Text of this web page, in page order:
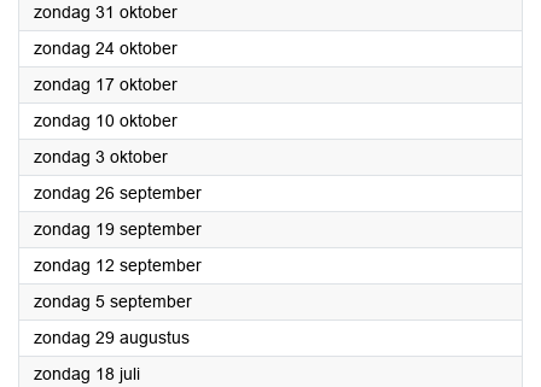
zondag 31 oktober2021
zondag 24 oktober2021
zondag 17 oktober2021
zondag 10 oktober2021
zondag 3 oktober2021
zondag 26 september2021
zondag 19 september2021
zondag 12 september2021
zondag 5 september2021
zondag 29 augustus2021
zondag 18 juli2021